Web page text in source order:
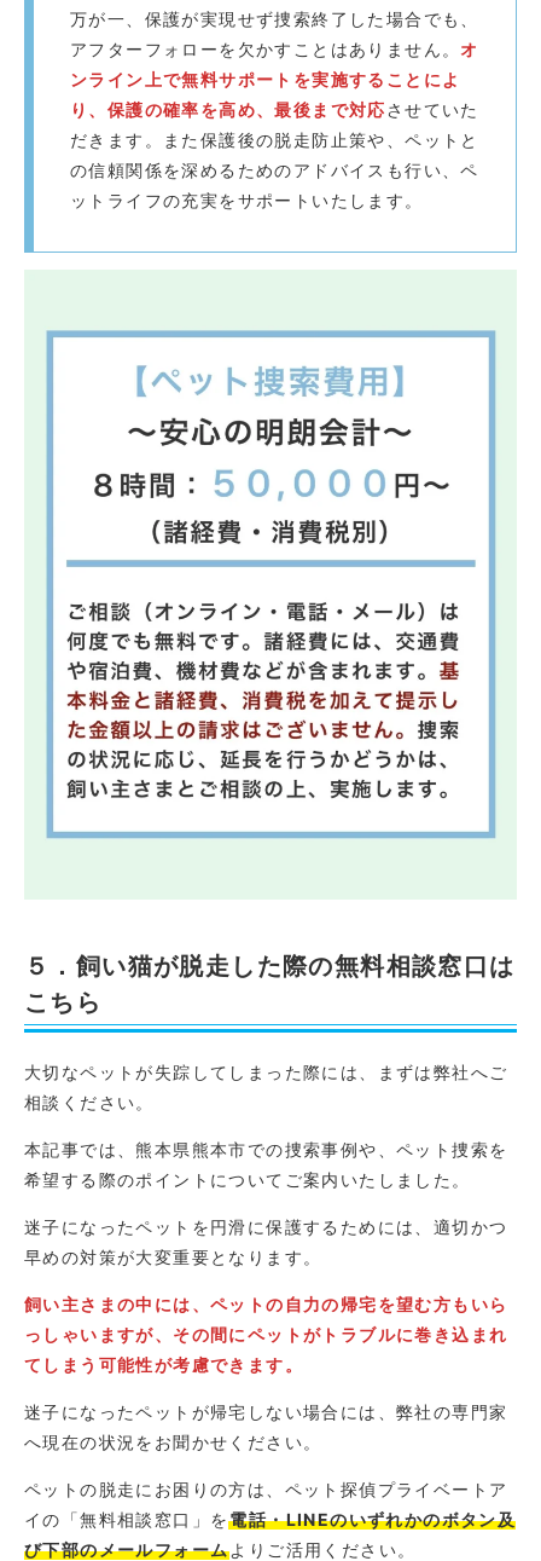
万が一、保護が実現せず捜索終了した場合でも、
アフターフォローを欠かすことはありません。オ
ンライン上で無料サポートを実施することによ
り、保護の確率を高め、最後まで対応させていた
だきます。また保護後の脱走防止策や、ペットと
の信頼関係を深めるためのアドバイスも行い、ペ
ットライフの充実をサポートいたします。
５．飼い猫が脱走した際の無料相談窓口は
こちら
大切なペットが失踪してしまった際には、まずは弊社へご
相談ください。
本記事では、熊本県熊本市での捜索事例や、ペット捜索を
希望する際のポイントについてご案内いたしました。
迷子になったペットを円滑に保護するためには、適切かつ
早めの対策が大変重要となります。
飼い主さまの中には、ペットの自力の帰宅を望む方もいら
っしゃいますが、その間にペットがトラブルに巻き込まれ
てしまう可能性が考慮できます。
迷子になったペットが帰宅しない場合には、弊社の専門家
へ現在の状況をお聞かせください。
ペットの脱走にお困りの方は、ペット探偵プライベートア
イの「無料相談窓口」を電話・LINEのいずれかのボタン及
び下部のメールフォームよりご活用ください。